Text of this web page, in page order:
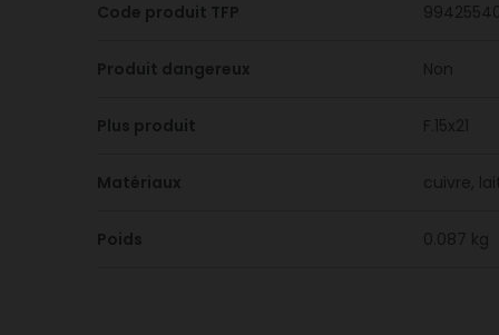
Code produit TFP
Produit dangereux Non
Plus produit F.15x21
Matériaux cuivre,
Poids 0.087 kg